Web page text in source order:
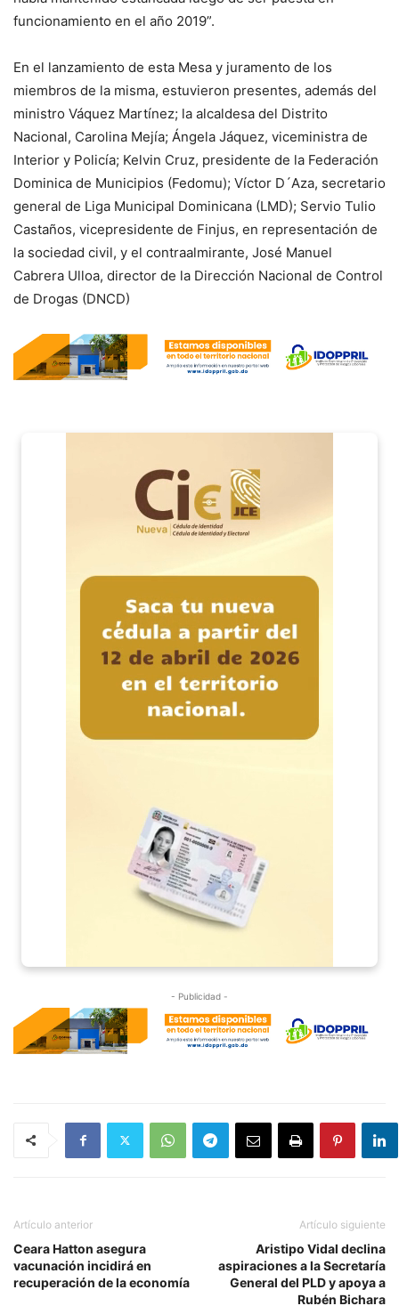
funcionamiento en el año 2019”.
En el lanzamiento de esta Mesa y juramento de los
miembros de la misma, estuvieron presentes, además del
ministro Váquez Martínez; la alcaldesa del Distrito
Nacional, Carolina Mejía; Ángela Jáquez, viceministra de
Interior y Policía; Kelvin Cruz, presidente de la Federación
Dominica de Municipios (Fedomu); Víctor D´Aza, secretario
general de Liga Municipal Dominicana (LMD); Servio Tulio
Castaños, vicepresidente de Finjus, en representación de
la sociedad civil, y el contraalmirante, José Manuel
Cabrera Ulloa, director de la Dirección Nacional de Control
de Drogas (DNCD)
- Publicidad -
Artículo anterior
Ceara Hatton asegura
vacunación incidirá en
recuperación de la economía
Artículo siguiente
Aristipo Vidal declina
aspiraciones a la Secretaría
General del PLD y apoya a
Rubén Bichara